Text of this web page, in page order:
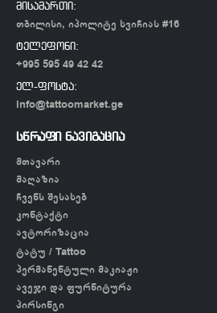
მისამართი:
თბილისი, იპოლიტე ხვიჩიას #16
ტელეფონი:
+995 595 49 42 42
ელ-ფოსტა:
info@tattoomarket.ge
სწრაფი ნავიგაცია
მთავარი
მაღაზია
ჩვენს შესახებ
კონტაქტი
ავტორიზაცია
ტატუ / Tattoo
პერმანენტული მაკიაჟი
ავეჯი და ფურნიტურა
პირსინგი